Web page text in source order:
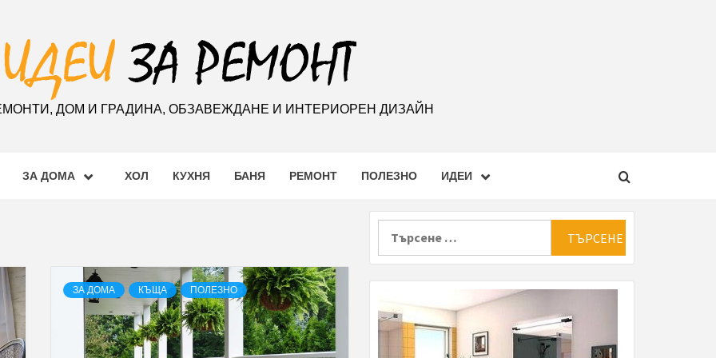
ДОМ И ГРАДИНА, ОБЗАВЕЖДАНЕ И ИНТЕРИОРЕН ДИЗАЙН
ЗА ДОМА ХОЛ КУХНЯ БАНЯ РЕМОНТ ПОЛЕЗНО ИДЕИ
ЗА ДОМА КЪЩА ПОЛЕЗНО